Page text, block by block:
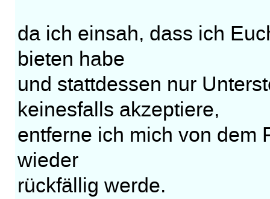
da ich einsah, dass ich
bieten habe
und stattdessen nur
keinesfalls akzeptiere,
entferne ich mich von dem
wieder
rückfällig werde.